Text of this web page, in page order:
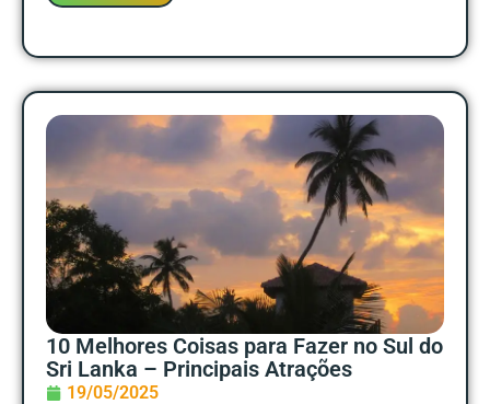
10 Melhores Coisas para Fazer no Sul do
Sri Lanka – Principais Atrações
19/05/2025